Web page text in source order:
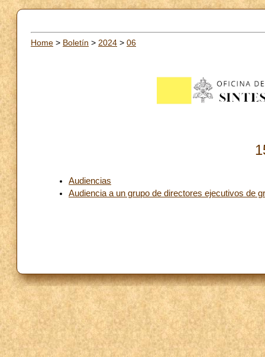
Home > Boletín > 2024 > 06
Audiencias
Audiencia a un grupo de directores ejecutivos de